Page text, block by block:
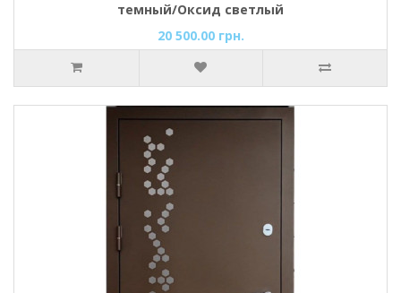
темный/Оксид светлый
20 500.00 грн.